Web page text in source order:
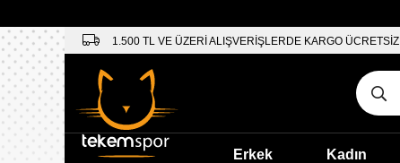
1.500 TL VE ÜZERİ ALIŞVERİŞLERDE KARGO ÜCRETSİZ
Erkek Kadın